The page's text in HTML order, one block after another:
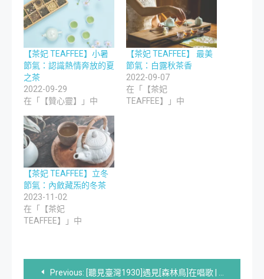
【茶妃 TEAFFEE】小暑
節氣：認識熱情奔放的夏
之茶
2022-09-29
在「【贊心靈】」中
【茶妃 TEAFFEE】 最美
節氣：白露秋茶香
2022-09-07
在「【茶妃
TEAFFEE】」中
【茶妃 TEAFFEE】立冬
節氣：內斂藏炁的冬茶
2023-11-02
在「【茶妃
TEAFFEE】」中
文
Previous: [聽見臺灣1930]遇見[森林鳥]在唱歌 | 用美聲 許一個自由世代的承諾